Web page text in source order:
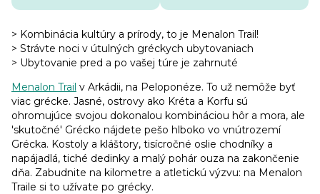
> Kombinácia kultúry a prírody, to je Menalon Trail!
> Strávte noci v útulných gréckych ubytovaniach
> Ubytovanie pred a po vašej túre je zahrnuté
Menalon Trail v Arkádii, na Peloponéze. To už nemôže byť
viac grécke. Jasné, ostrovy ako Kréta a Korfu sú
ohromujúce svojou dokonalou kombináciou hôr a mora, ale
'skutočné' Grécko nájdete pešo hlboko vo vnútrozemí
Grécka. Kostoly a kláštory, tisícročné oslie chodníky a
napájadlá, tiché dedinky a malý pohár ouza na zakončenie
dňa. Zabudnite na kilometre a atletickú výzvu: na Menalon
Traile si to užívate po grécky.